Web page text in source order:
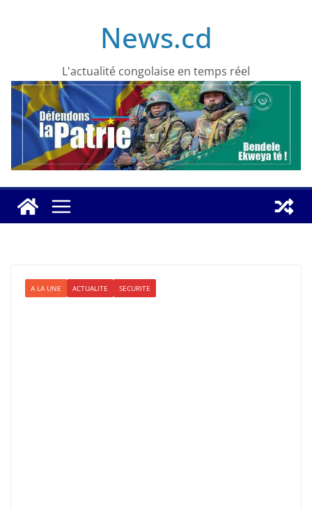
News.cd
L'actualité congolaise en temps réel
A LA UNE ACTUALITE SECURITE